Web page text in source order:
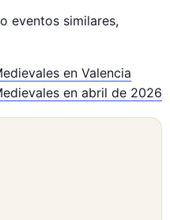
eventos similares,
en Valencia
en abril de 2026